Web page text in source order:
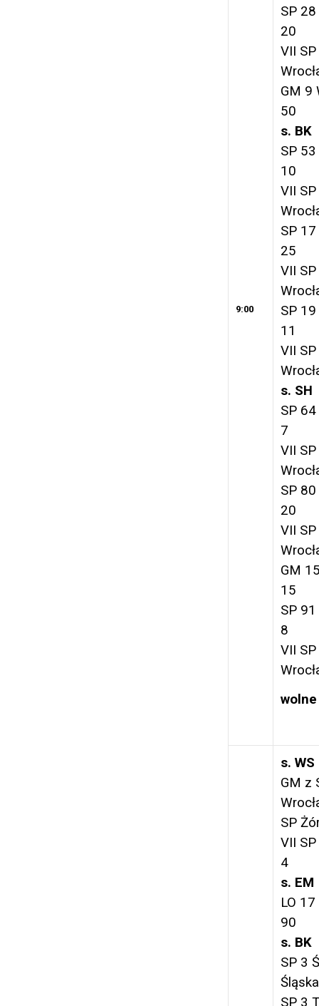
9:00
SP 28
20
VII
GM 9
50
s. BK
SP 53
10
VII
SP 17
25
VII
SP 19
11
VII
s. SH
SP 64
7
VII
SP 80
20
VII
GM
15
SP 91
8
VII
s. WS
GM z
SP
VII
4
s. EM
LO
90
s. BK
SP 3
SP 3